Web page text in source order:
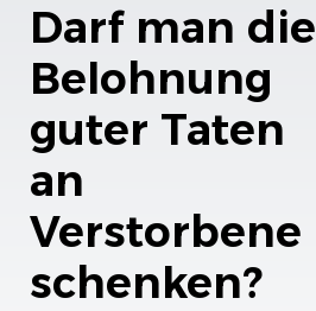
Darf man die
Belohnung
guter Taten
an
Verstorbene
schenken?